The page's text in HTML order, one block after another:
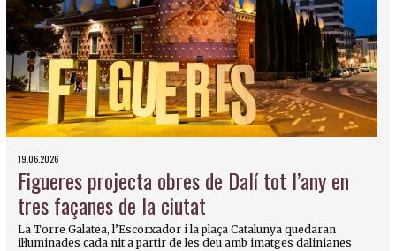
19.06.2026
Figueres projecta obres de Dalí tot l’any en
tres façanes de la ciutat
La Torre Galatea, l’Escorxador i la plaça Catalunya quedaran
il·luminades cada nit a partir de les deu amb imatges dalinianes